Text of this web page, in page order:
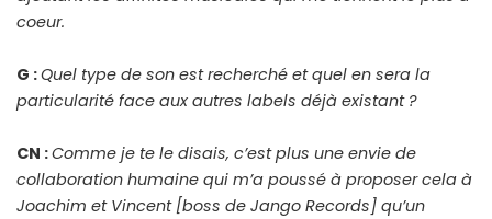
coeur.
G :Quel type de son est recherché et quel en sera la
particularité face aux autres labels déjà existant ?
CN :Comme je te le disais, c’est plus une envie de
collaboration humaine qui m’a poussé à proposer cela à
Joachim et Vincent [boss de Jango Records] qu’un